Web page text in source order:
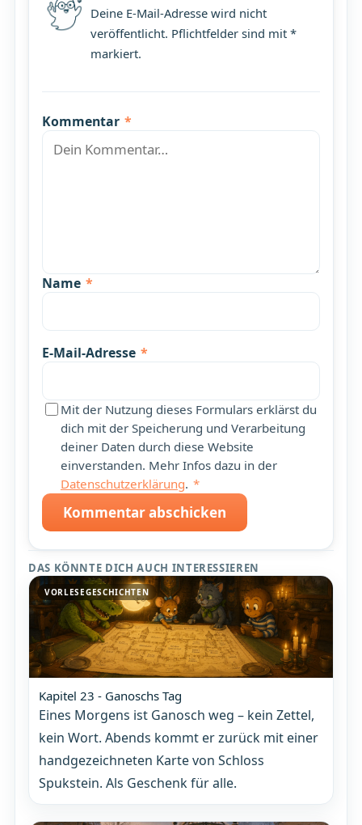
Deine E-Mail-Adresse wird nicht
veröffentlicht. Pflichtfelder sind mit *
markiert.
Kommentar *
Name *
E-Mail-Adresse *
Mit der Nutzung dieses Formulars erklärst du
dich mit der Speicherung und Verarbeitung
deiner Daten durch diese Website
einverstanden. Mehr Infos dazu in der
Datenschutzerklärung. *
Kommentar abschicken
DAS KÖNNTE DICH AUCH INTERESSIEREN
VORLESEGESCHICHTEN
Kapitel 23 - Ganoschs Tag
Eines Morgens ist Ganosch weg – kein Zettel,
kein Wort. Abends kommt er zurück mit einer
handgezeichneten Karte von Schloss
Spukstein. Als Geschenk für alle.